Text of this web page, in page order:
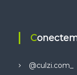
@culzi.com_